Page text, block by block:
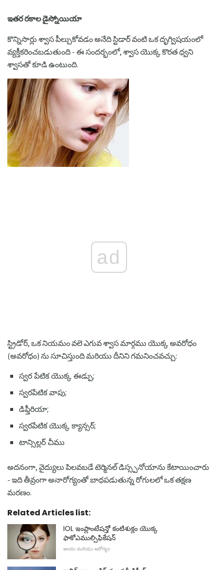
ఇతర రకాల డైస్నోయియా
కొన్నిసార్లు శ్వాస పీల్చుకోవడం అనేది స్టిడార్ వంటి ఒక దృగ్విషయంలో
వ్యక్తీకరించబడుతుంది - ఈ సందర్భంలో, శ్వాస యొక్క కొరత ధ్వని
శ్వాసతో కూడి ఉంటుంది.
ad
స్ట్రిడోర్, ఒక నియమం వలె ఎగువ శ్వాస మార్గము యొక్క అవరోధం
(అవరోధం) ను సూచిస్తుంది మరియు దీనిని గమనించవచ్చు:
స్వర పేటిక యొక్క ఈడ్పు;
స్వరపేటిక వాపు;
డిఫ్తీరియా;
స్వరపేటిక యొక్క క్యాన్సర్;
టాన్సిల్లర్ చీము
అదనంగా, వైద్యులు పిలవబడే టెర్మినల్ డిస్స్పనోయాను కేటాయించారు
- ఇది తీవ్రంగా అనారోగ్యంతో బాధపడుతున్న రోగులలో ఒక తక్షణ
మరణం.
Related Articles list:
IOL ఇంప్లాంటేషన్తో కంటిశుక్లం యొక్క
ఫాకోఎముల్సిఫికేషన్
అందం మరియు ఆరోగ్యం